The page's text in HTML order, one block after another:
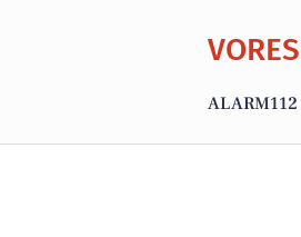
VORES
ALARM112